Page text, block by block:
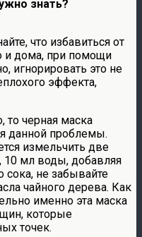
знать?
что избавиться от
и дома, при помощи
игнорировать это не
эффекта,
то черная маска
данной проблемы.
измельчить две
10 мл воды, добавляя
сока, не забывайте
чайного дерева. Как
именно эта маска
которые
точек.